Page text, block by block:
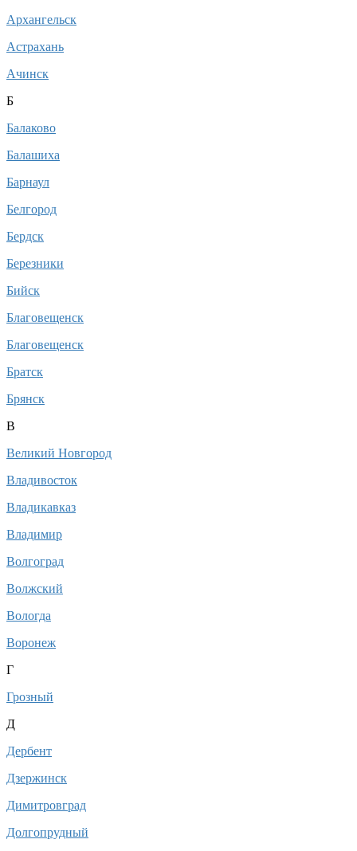
Архангельск
Астрахань
Ачинск
Б
Балаково
Балашиха
Барнаул
Белгород
Бердск
Березники
Бийск
Благовещенск
Благовещенск
Братск
Брянск
В
Великий Новгород
Владивосток
Владикавказ
Владимир
Волгоград
Волжский
Вологда
Воронеж
Г
Грозный
Д
Дербент
Дзержинск
Димитровград
Долгопрудный